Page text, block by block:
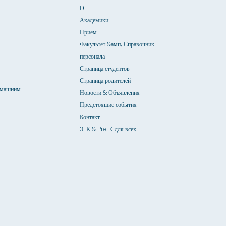
О
Академики
Прием
Факультет &амп; Справочник
персонала
Страница студентов
Страница родителей
Новости & Объявления
Предстоящие события
Контакт
3-К & Pre-K для всех